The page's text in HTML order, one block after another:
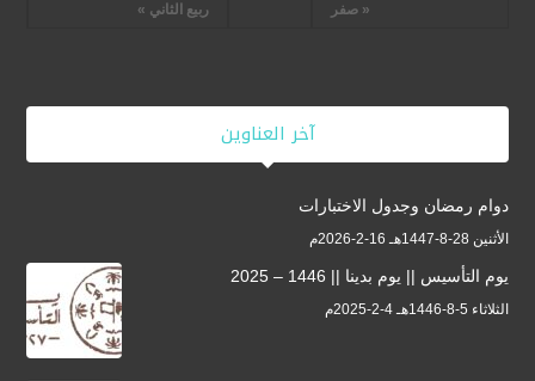
« صفر ربيع الثاني »
آخر العناوين
دوام رمضان وجدول الاختبارات
الأثنين 28-8-1447هـ 16-2-2026م
يوم التأسيس || يوم بدينا || 1446 – 2025
الثلاثاء 5-8-1446هـ 4-2-2025م